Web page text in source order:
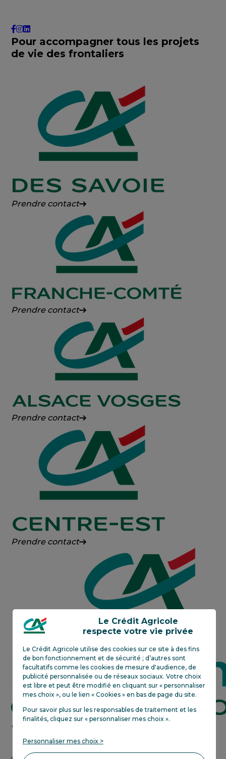
Pour accompagner tous les projets
de vie des frontaliers
Crédit
Prendre contact
Crédit
Prendre contact
Crédit
Vosges
Prendre contact
Crédit
Prendre contact
Crédit
En savoir plus
Le Crédit Agricole
respecte votre vie privée
Le Crédit Agricole utilise des cookies sur ce site à des fins
de bon fonctionnement et de sécurité ; d’autres sont
facultatifs comme les cookies de mesure d'audience, de
publicité personnalisée ou de réseaux sociaux. Votre choix
est libre et peut être modifié en cliquant sur « personnaliser
mes choix », ou le lien « Cookies » en bas de page du site.
Pour savoir plus sur les responsables de traitement et les
finalités, cliquez sur « personnaliser mes choix».
Personnaliser mes choix >